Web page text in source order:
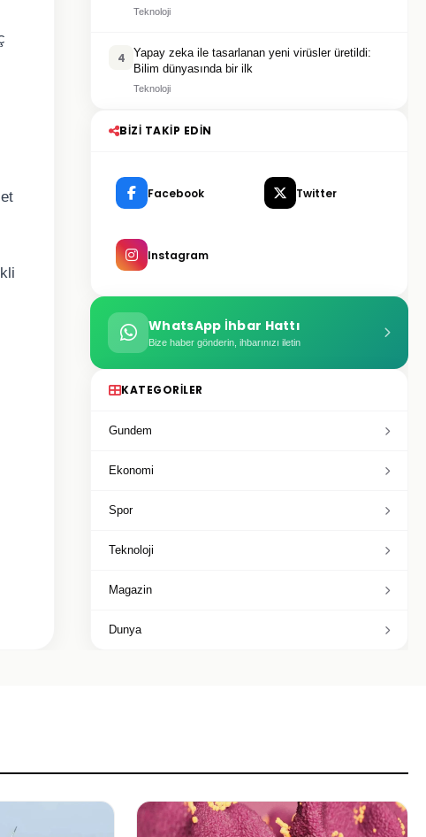
Teknoloji
4
Yapay zeka ile tasarlanan yeni virüsler üretildi:
Bilim dünyasında bir ilk
Teknoloji
BIZI TAKIP EDIN
Facebook Twitter
Instagram
WhatsApp İhbar Hattı
Bize haber gönderin, ihbarınızı iletin
KATEGORILER
Gundem
Ekonomi
Spor
Teknoloji
Magazin
Dunya